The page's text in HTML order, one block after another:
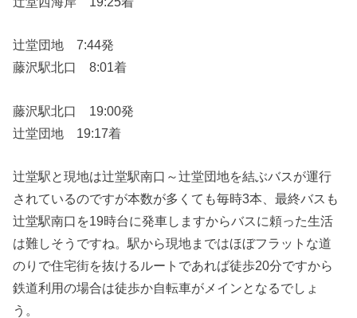
辻堂団地 7:44発
藤沢駅北口 8:01着
藤沢駅北口 19:00発
辻堂団地 19:17着
辻堂駅と現地は辻堂駅南口～辻堂団地を結ぶバスが運行
されているのですが本数が多くても毎時3本、最終バスも
辻堂駅南口を19時台に発車しますからバスに頼った生活
は難しそうですね。駅から現地まではほぼフラットな道
のりで住宅街を抜けるルートであれば徒歩20分ですから
鉄道利用の場合は徒歩か自転車がメインとなるでしょ
う。